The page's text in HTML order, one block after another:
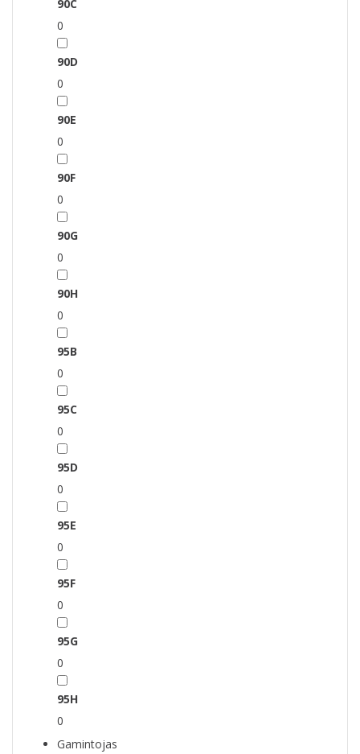
90C
0
90D
0
90E
0
90F
0
90G
0
90H
0
95B
0
95C
0
95D
0
95E
0
95F
0
95G
0
95H
0
Gamintojas